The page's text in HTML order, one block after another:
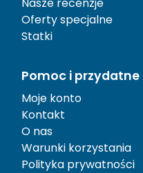
Oferty specjalne
Statki
Pomoc i
Moje konto
Kontakt
O nas
Warunki korzystania
Polityka prywatności